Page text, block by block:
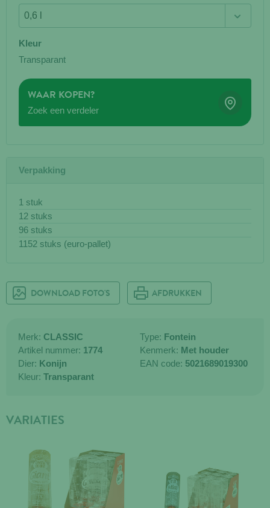
Kleur
Transparant
WAAR KOPEN?
Zoek een verdeler
Verpakking
1 stuk
12 stuks
96 stuks
1152 stuks (euro-pallet)
DOWNLOAD FOTO'S AFDRUKKEN
Merk: CLASSIC
Artikel nummer: 1774
Dier: Konijn
Kleur: Transparant
Type: Fontein
Kenmerk: Met houder
EAN code: 5021689019300
VARIATIES